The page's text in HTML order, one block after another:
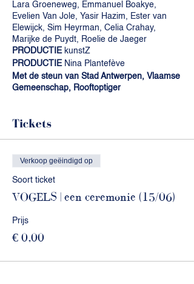
Lara Groeneweg, Emmanuel Boakye,
Evelien Van Jole, Yasir Hazim, Ester van
Elewijck, Sim Heyrman, Celia Crahay,
Marijke de Puydt, Roelie de Jaeger
PRODUCTIE kunstZ
PRODUCTIE Nina Plantefève
Met de steun van Stad Antwerpen, Vlaamse
Gemeenschap, Rooftoptiger
Tickets
Verkoop geëindigd op
Soort ticket
VOGELS | een ceremonie (15/06)
Prijs
€ 0,00